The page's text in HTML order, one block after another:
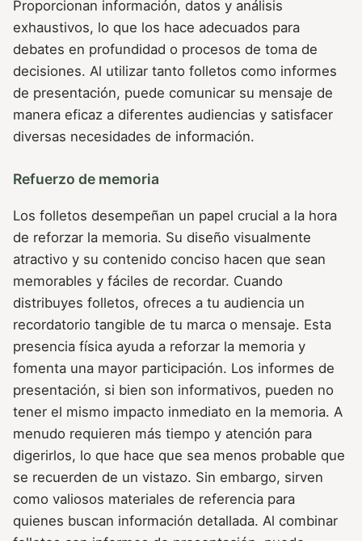
Proporcionan información, datos y análisis
exhaustivos, lo que los hace adecuados para
debates en profundidad o procesos de toma de
decisiones. Al utilizar tanto folletos como informes
de presentación, puede comunicar su mensaje de
manera eficaz a diferentes audiencias y satisfacer
diversas necesidades de información.
Refuerzo de memoria
Los folletos desempeñan un papel crucial a la hora
de reforzar la memoria. Su diseño visualmente
atractivo y su contenido conciso hacen que sean
memorables y fáciles de recordar. Cuando
distribuyes folletos, ofreces a tu audiencia un
recordatorio tangible de tu marca o mensaje. Esta
presencia física ayuda a reforzar la memoria y
fomenta una mayor participación. Los informes de
presentación, si bien son informativos, pueden no
tener el mismo impacto inmediato en la memoria. A
menudo requieren más tiempo y atención para
digerirlos, lo que hace que sea menos probable que
se recuerden de un vistazo. Sin embargo, sirven
como valiosos materiales de referencia para
quienes buscan información detallada. Al combinar